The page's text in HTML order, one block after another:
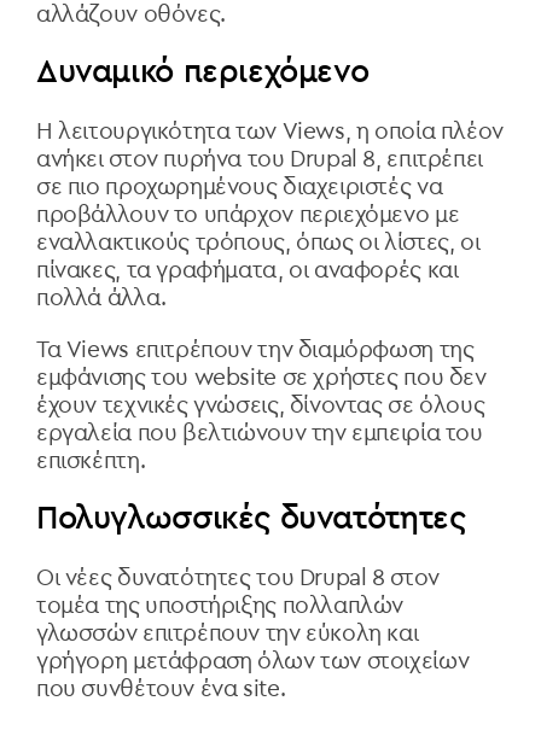
αλλάζουν οθόνες.
Δυναμικό περιεχόμενο
Η λειτουργικότητα των Views, η οποία πλέον
ανήκει στον πυρήνα του Drupal 8, επιτρέπει
σε πιο προχωρημένους διαχειριστές να
προβάλλουν το υπάρχον περιεχόμενο με
εναλλακτικούς τρόπους, όπως οι λίστες, οι
πίνακες, τα γραφήματα, οι αναφορές και
πολλά άλλα.
Τα Views επιτρέπουν την διαμόρφωση της
εμφάνισης του website σε χρήστες που δεν
έχουν τεχνικές γνώσεις, δίνοντας σε όλους
εργαλεία που βελτιώνουν την εμπειρία του
επισκέπτη.
Πολυγλωσσικές δυνατότητες
Οι νέες δυνατότητες του Drupal 8 στον
τομέα της υποστήριξης πολλαπλών
γλωσσών επιτρέπουν την εύκολη και
γρήγορη μετάφραση όλων των στοιχείων
που συνθέτουν ένα site.